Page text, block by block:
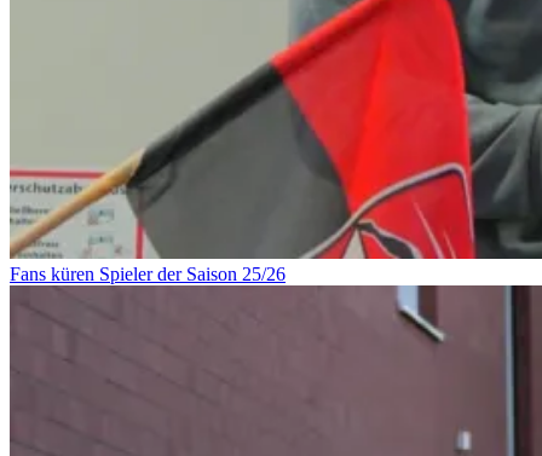
Fans küren Spieler der Saison 25/26